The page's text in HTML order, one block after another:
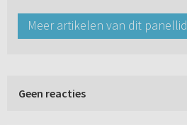
Meer artikelen van dit panellid
Geen reacties